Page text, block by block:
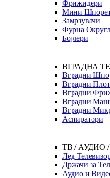
Фрижидери
Мини
Замрзувачи
Фурна
Бојлери
ВГРАДНА
Вградни
Вградни
Вградни
Вградни
Вградни
Аспиратори
ТВ / АУДИО
Лед
Држачи за
Аудио и